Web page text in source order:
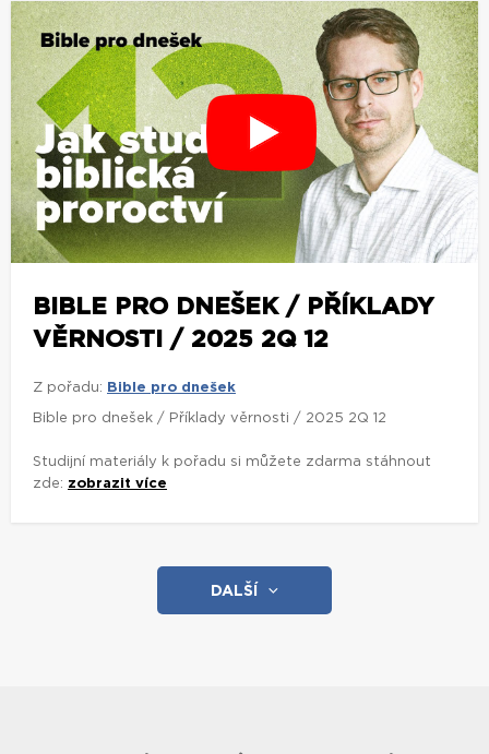
BIBLE PRO DNEŠEK / PŘÍKLADY
VĚRNOSTI / 2025 2Q 12
Z pořadu: Bible pro dnešek
Bible pro dnešek / Příklady věrnosti / 2025 2Q 12
Studijní materiály k pořadu si můžete zdarma stáhnout
zde: zobrazit více
DALŠÍ